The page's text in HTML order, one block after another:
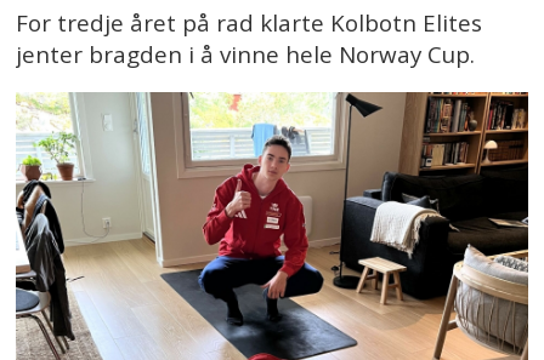
For tredje året på rad klarte Kolbotn Elites
jenter bragden i å vinne hele Norway Cup.